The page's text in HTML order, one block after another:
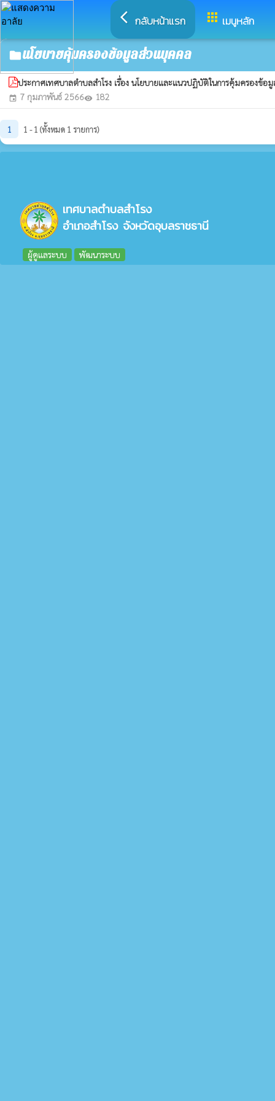
arrow_back_ios กลับหน้าแรก apps เมนูหลัก
folderนโยบายคุ้มครองข้อมูลส่วนบุคคล
ประกาศเทศบาลตำบลสำโรง เรื่อง นโยบายและแนวปฏิบัติในการคุ้มครองข้
event 7 กุมภาพันธ์ 2566visibility 182
1 1 - 1 (ทั้งหมด 1 รายการ)
เทศบาลตำบลสำโรง
อำเภอสำโรง จังหวัดอุบลราชธานี
ผู้ดูแลระบบ พัฒนาระบบ